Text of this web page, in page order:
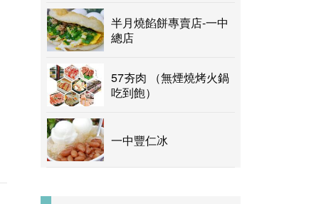
半月燒餡餅專賣店-一中
總店
57夯肉 （無煙燒烤火鍋
吃到飽）
一中豐仁冰